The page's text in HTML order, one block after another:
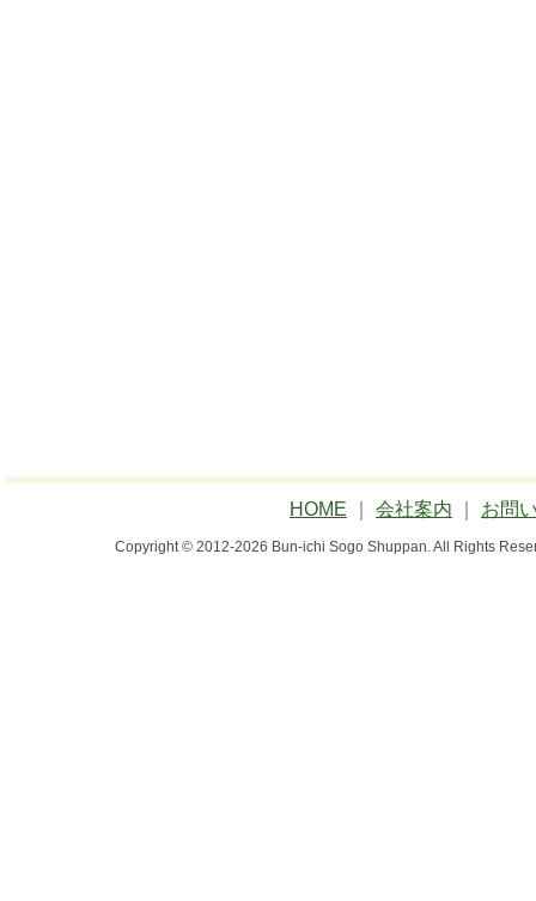
HOME 会社案内 お問
Copyright © 2012-2026 Bun-ichi Sogo Shuppan. All Rights